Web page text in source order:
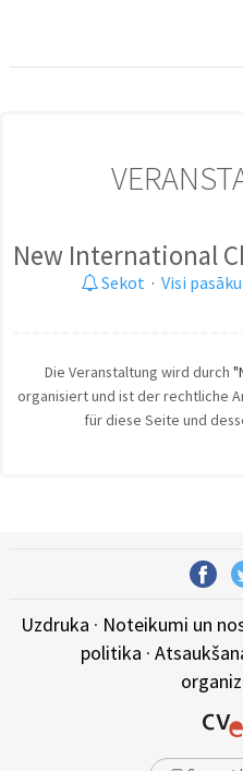
New International
Sekot · Visi
Die Veranstaltung wird durch
organisiert und ist der rechtliche
für diese Seite und
Uzdruka · Noteikumi un
politika ·